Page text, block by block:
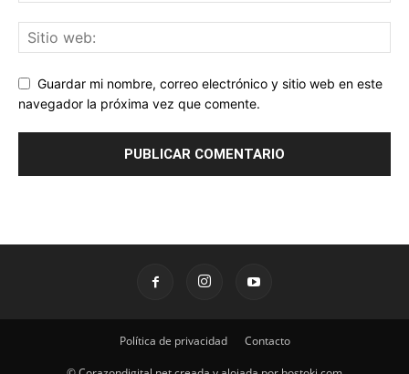
Guardar mi nombre, correo electrónico y sitio web en este
navegador la próxima vez que comente.
Política de privacidad Contacto